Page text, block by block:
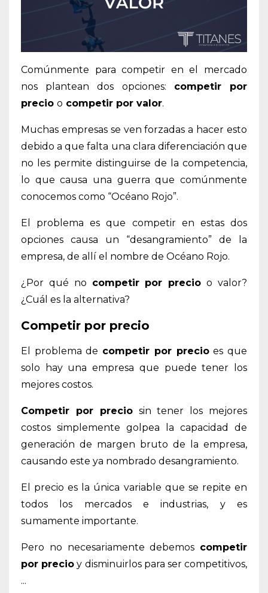
Comúnmente para competir en el mercado
nos plantean dos opciones: competir por
precio o competir por valor.
Muchas empresas se ven forzadas a hacer esto
debido a que falta una clara diferenciación que
no les permite distinguirse de la competencia,
lo que causa una guerra que comúnmente
conocemos como “Océano Rojo”.
El problema es que competir en estas dos
opciones causa un “desangramiento” de la
empresa, de allí el nombre de Océano Rojo.
¿Por qué no competir por precio o valor?
¿Cuál es la alternativa?
Competir por precio
El problema de competir por precioes que
solo hay una empresa que puede tener los
mejores costos.
Competir por preciosin tener los mejores
costos simplemente golpea la capacidad de
generación de margen bruto de la empresa,
causando este ya nombrado desangramiento.
El precio es la única variable que se repite en
todos los mercados e industrias, y es
sumamente importante.
Pero no necesariamente debemos competir
por precio y disminuirlos para ser competitivos,
...